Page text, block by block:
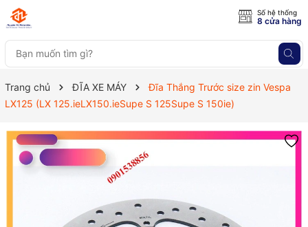
Số hệ thống
8 cửa hàng
Trang chủ ĐĨA XE MÁY
Đĩa Thắng Trước size zin Vespa
LX125 (LX 125.ieLX150.ieSupe S 125Supe S 150ie)